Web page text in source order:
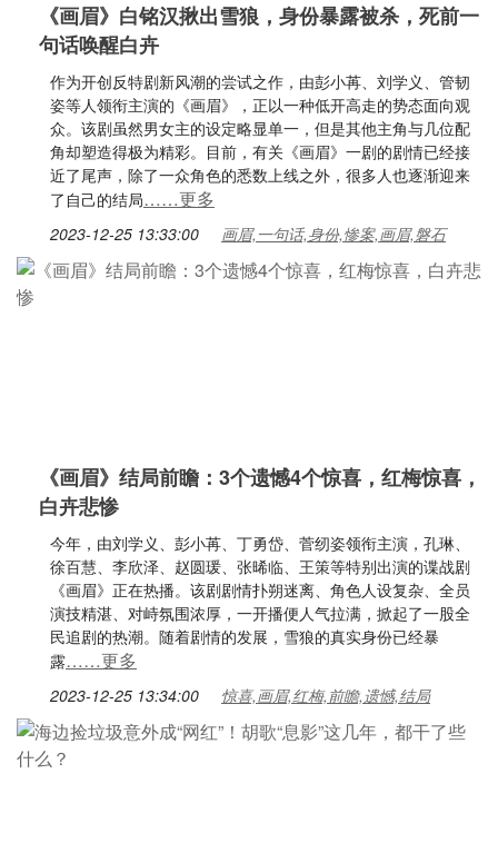
《画眉》白铭汉揪出雪狼，身份暴露被杀，死前一
句话唤醒白卉
作为开创反特剧新风潮的尝试之作，由彭小苒、刘学义、管韧
姿等人领衔主演的《画眉》，正以一种低开高走的势态面向观
众。该剧虽然男女主的设定略显单一，但是其他主角与几位配
角却塑造得极为精彩。目前，有关《画眉》一剧的剧情已经接
近了尾声，除了一众角色的悉数上线之外，很多人也逐渐迎来
了自己的结局……更多
2023-12-25 13:33:00 画眉,一句话,身份,惨案,画眉,磐石
《画眉》结局前瞻：3个遗憾4个惊喜，红梅惊喜，
白卉悲惨
今年，由刘学义、彭小苒、丁勇岱、菅纫姿领衔主演，孔琳、
徐百慧、李欣泽、赵圆瑗、张晞临、王策等特别出演的谍战剧
《画眉》正在热播。该剧剧情扑朔迷离、角色人设复杂、全员
演技精湛、对峙氛围浓厚，一开播便人气拉满，掀起了一股全
民追剧的热潮。随着剧情的发展，雪狼的真实身份已经暴
露……更多
2023-12-25 13:34:00 惊喜,画眉,红梅,前瞻,遗憾,结局